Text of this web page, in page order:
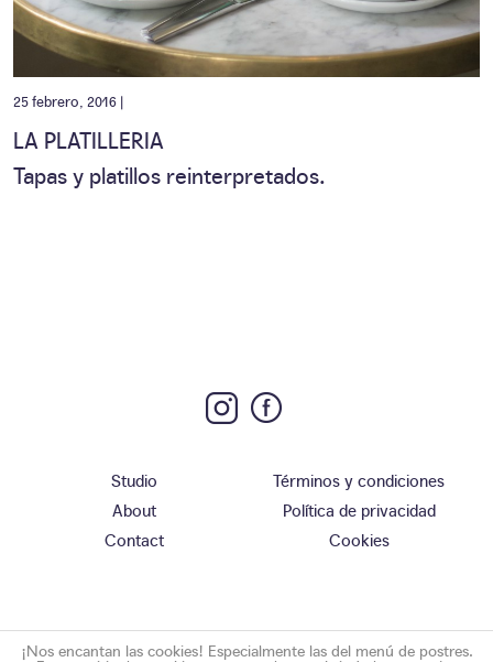
25 febrero, 2016 |
LA PLATILLERIA
Tapas y platillos reinterpretados.
Studio
About
Contact
Términos y condiciones
Política de privacidad
Cookies
¡Nos encantan las cookies! Especialmente las del menú de postres.